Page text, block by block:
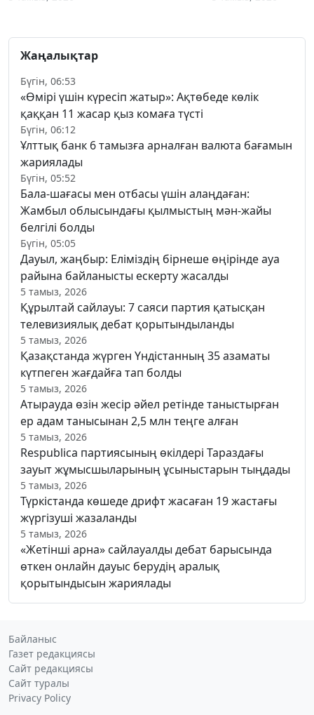
Жаңалықтар
Бүгін, 06:53
«Өмірі үшін күресіп жатыр»: Ақтөбеде көлік
қаққан 11 жасар қыз комаға түсті
Бүгін, 06:12
Ұлттық банк 6 тамызға арналған валюта бағамын
жариялады
Бүгін, 05:52
Бала-шағасы мен отбасы үшін алаңдаған:
Жамбыл облысындағы қылмыстың мән-жайы
белгілі болды
Бүгін, 05:05
Дауыл, жаңбыр: Еліміздің бірнеше өңірінде ауа
райына байланысты ескерту жасалды
5 тамыз, 2026
Құрылтай сайлауы: 7 саяси партия қатысқан
телевизиялық дебат қорытындыланды
5 тамыз, 2026
Қазақстанда жүрген Үндістанның 35 азаматы
күтпеген жағдайға тап болды
5 тамыз, 2026
Атырауда өзін жесір әйел ретінде таныстырған
ер адам танысынан 2,5 млн теңге алған
5 тамыз, 2026
Respublica партиясының өкілдері Тараздағы
зауыт жұмысшыларының ұсыныстарын тыңдады
5 тамыз, 2026
Түркістанда көшеде дрифт жасаған 19 жастағы
жүргізуші жазаланды
5 тамыз, 2026
«Жетінші арна» сайлауалды дебат барысында
өткен онлайн дауыс берудің аралық
қорытындысын жариялады
Байланыс
Газет редакциясы
Сайт редакциясы
Сайт туралы
Privacy Policy